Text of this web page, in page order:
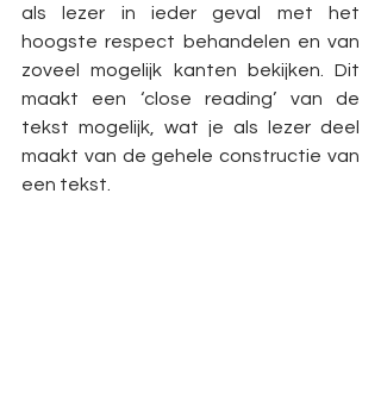
als lezer in ieder geval met het
hoogste respect behandelen en van
zoveel mogelijk kanten bekijken. Dit
maakt een ‘close reading’ van de
tekst mogelijk, wat je als lezer deel
maakt van de gehele constructie van
een tekst.